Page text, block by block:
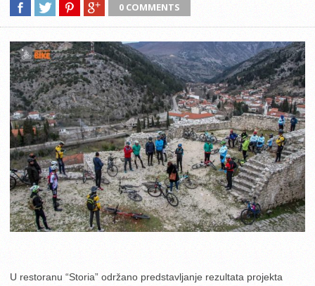
0 COMMENTS
U restoranu “Storia” održano predstavljanje rezultata projekta